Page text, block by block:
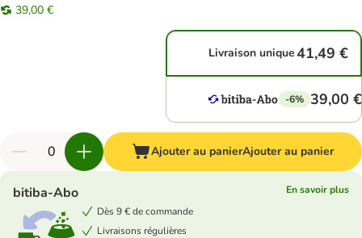
39,00 €
Livraison unique41,49 €
-6% 39,00 €
Ajouter au panierAjouter au panier
bitiba-Abo
En savoir plus
Dès 9 € de commande
Livraisons régulières